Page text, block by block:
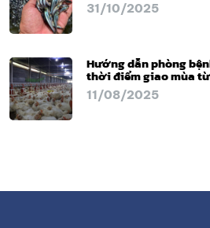
31/10/2025
Hướng dẫn phòng
thời điểm giao mùa
11/08/2025